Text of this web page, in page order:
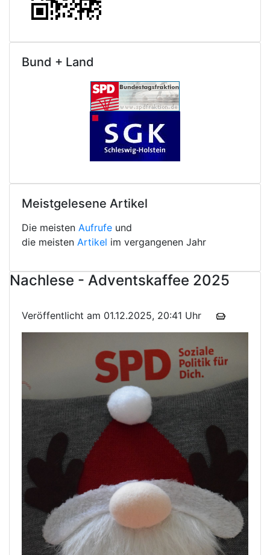
Bund + Land
Meistgelesene Artikel
Die meisten Aufrufe und
die meisten Artikel im vergangenen Jahr
Nachlese - Adventskaffee 2025
Veröffentlicht am 01.12.2025, 20:41 Uhr